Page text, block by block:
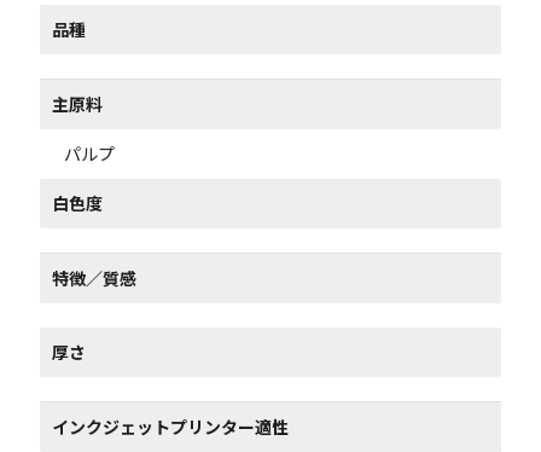
品種
主原料
パルプ
白色度
特徴／質感
厚さ
インクジェットプリンター適性